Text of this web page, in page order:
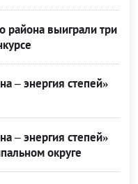
выиграли три
– энергия степей»
– энергия степей»
округе